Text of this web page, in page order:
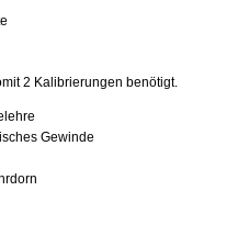
2 Kalibrierungen benötigt.
Gewinde